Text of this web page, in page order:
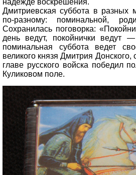
надежде воскрешения.
Дмитриевская суббота в разных
по-разному: поминальной,
Сохранилась поговорка:
день ведут, покойнички ведут
поминальная суббота ведет
великого князя Дмитрия Донского,
главе русского войска победил
Куликовом поле.